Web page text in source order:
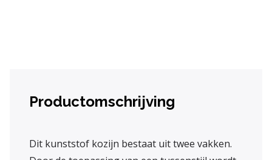
Productomschrijving
Dit kunststof kozijn bestaat uit twee vakken.